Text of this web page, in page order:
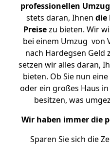
professionellen
stets daran, Ihnen die
Preisezu bieten. Wir
bei einem Umzug von
nach Hardegsen Geld
setzen wir alles daran,
bieten. Ob Sie nun
oder ein großes Haus
besitzen, was
Wir haben immer die
Sparen Sie sich die